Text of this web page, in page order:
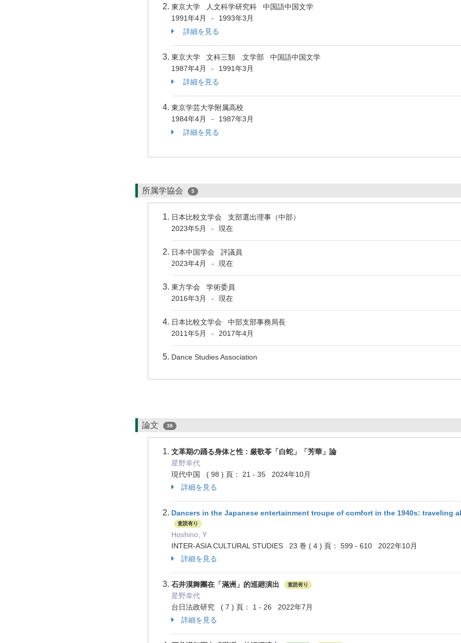
東京大学 人文科学研究科 中国語中国文学
1991年4月
-
1993年3月
詳細を見る
東京大学 文科三類 文学部 中国語中国文学
1987年4月
-
1991年3月
詳細を見る
東京学芸大学附属高校
1984年4月
-
1987年3月
詳細を見る
所属学協会 5
日本比較文学会 支部選出理事（中部）
2023年5月
- 現在
日本中国学会 評議員
2023年4月
- 現在
東方学会 学術委員
2016年3月
- 現在
日本比較文学会 中部支部事務局長
2011年5月
- 2017年4月
Dance Studies Association
論文 38
文革期の踊る身体と性 : 厳歌苓「白蛇」「芳華」論
星野幸代
現代中国 ( 98 ) 頁： 21 - 35 2024年10月
詳細を見る
Dancers in the Japanese entertainment troupe of comfort in the 1940s: traveling
査読有り
Hoshino, Y
INTER-ASIA CULTURAL STUDIES 23 巻 ( 4 ) 頁： 599 - 610 2022年10月
詳細を見る
石井漠舞團在「滿洲」的巡廻演出 査読有り
星野幸代
台日法政研究 ( 7 ) 頁： 1 - 26 2022年7月
詳細を見る